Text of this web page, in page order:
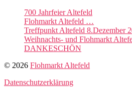
700 Jahrfeier Altefeld
Flohmarkt Altefeld …
Treffpunkt Altefeld 8.Dezember
Weihnachts- und Flohmarkt
DANKESCHÖN
© 2026 Flohmarkt Altefeld
Datenschutzerklärung